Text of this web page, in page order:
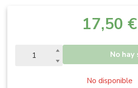
17,50 €
No hay
No disponible